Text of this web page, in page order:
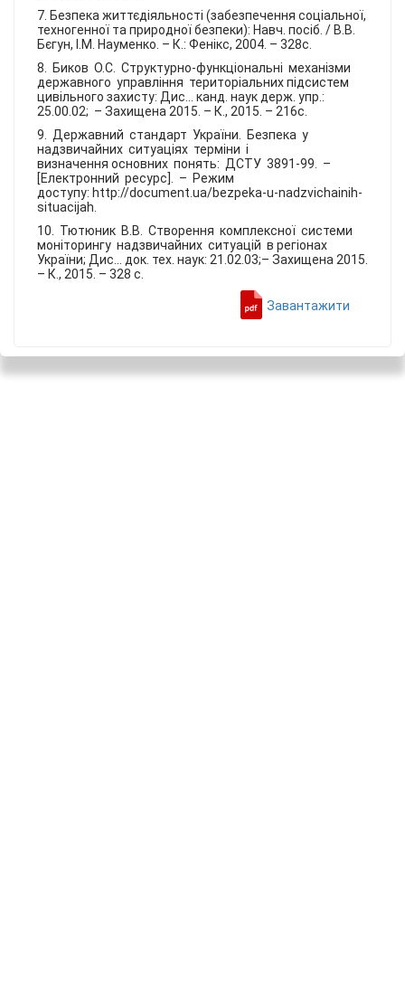
7. Безпека життєдіяльності (забезпечення соціальної,
техногенної та природної безпеки): Навч. посіб. / В.В.
Бєгун, І.М. Науменко. – К.: Фенікс, 2004. – 328с.
8. Биков О.С. Структурно-функціональні механізми
державного управління територіальних підсистем
цивільного захисту: Дис... канд. наук держ. упр.:
25.00.02; – Захищена 2015. – К., 2015. – 216с.
9. Державний стандарт України. Безпека у
надзвичайних ситуаціях терміни і
визначення основних понять: ДСТУ 3891-99. –
[Електронний ресурс]. – Режим
доступу: http://document.ua/bezpeka-u-nadzvichainih-
situacijah.
10. Тютюник В.В. Створення комплексної системи
моніторингу надзвичайних ситуацій в регіонах
України; Дис… док. тех. наук: 21.02.03;– Захищена 2015.
– К., 2015. – 328 с.
Завантажити